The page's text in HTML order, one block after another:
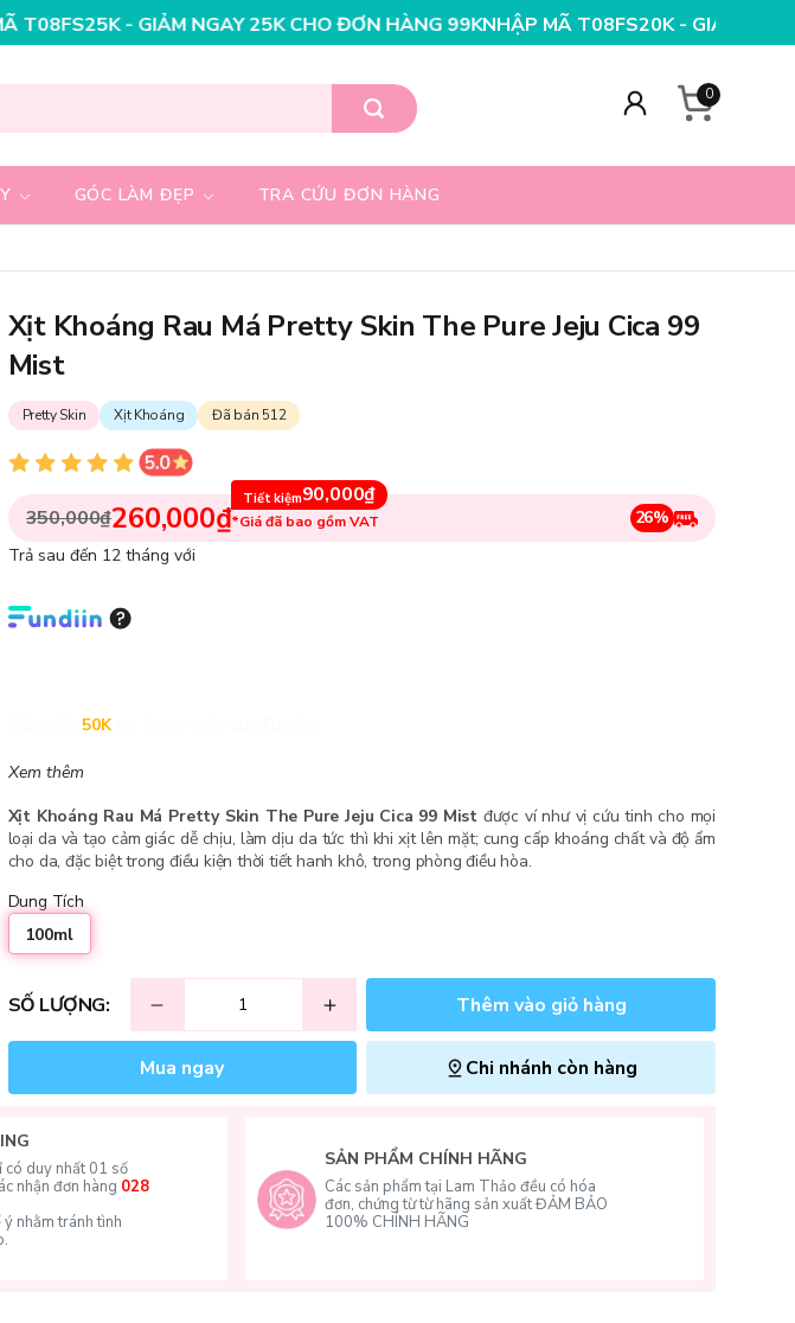
30K CHO ĐƠN HÀNG 199KNHẬP MÃ T08FS25K - GIẢM NGAY 25K CHO ĐƠN HÀNG
0
GÓC LÀM ĐẸP TRA CỨU ĐƠN HÀNG
Xịt Khoáng Rau Má Pretty Skin The Pure Jeju Cica 99
Mist
Pretty Skin Xịt Khoáng Đã bán 512
350,000₫260,000₫
Tiết kiệm90,000₫
*Giá đã bao gồm VAT
26%
Trả sau đến 12 tháng với
50K
Xem thêm
Xịt Khoáng Rau Má Pretty Skin The Pure Jeju Cica 99 Mistđược ví như vị cứu tinh cho mọi
loại da và tạo cảm giác dễ chịu, làm dịu da tức thì khi xịt lên mặt; cung cấp khoáng chất và độ ẩm
cho da, đặc biệt trong điều kiện thời tiết hanh khô, trong phòng điều hòa.
Dung Tích
100ml
SỐ LƯỢNG: Thêm vào giỏ hàng
Mua ngay Chi nhánh còn hàng
có duy nhất 01 số
nhận đơn hàng 028
nhằm tránh tình
SẢN PHẨM CHÍNH HÃNG
Các sản phẩm tại Lam Thảo đều có hóa
đơn, chứng từ từ hãng sản xuất ĐẢM BẢO
100% CHÍNH HÃNG